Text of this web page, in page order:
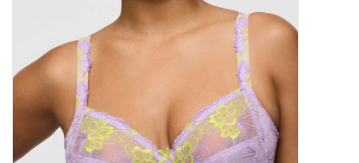
Homewear
Badmode
Lingerie-accessoires